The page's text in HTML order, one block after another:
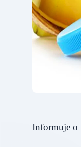
Informuje